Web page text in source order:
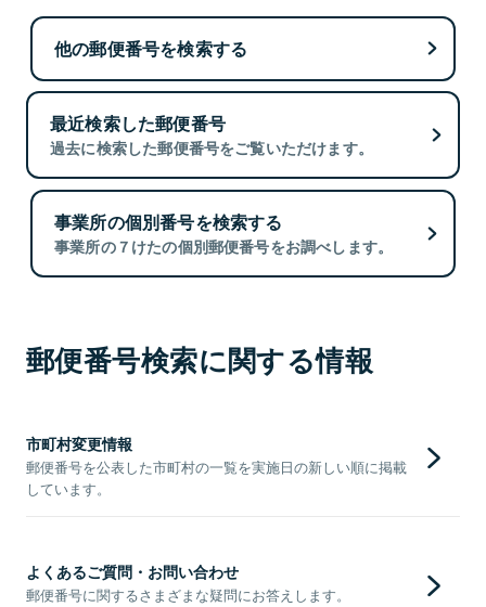
他の郵便番号を検索する
最近検索した郵便番号
過去に検索した郵便番号をご覧いただけます。
事業所の個別番号を検索する
事業所の７けたの個別郵便番号をお調べします。
郵便番号検索に関する情報
市町村変更情報
郵便番号を公表した市町村の一覧を実施日の新しい順に掲載
しています。
よくあるご質問・お問い合わせ
郵便番号に関するさまざまな疑問にお答えします。